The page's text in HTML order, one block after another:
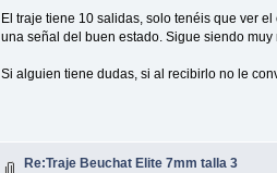
El traje tiene 10 salidas, solo tenéis que ver
una señal del buen estado. Sigue siendo muy
Si alguien tiene dudas, si al recibirlo no le
Re:Traje Beuchat Elite 7mm talla 3